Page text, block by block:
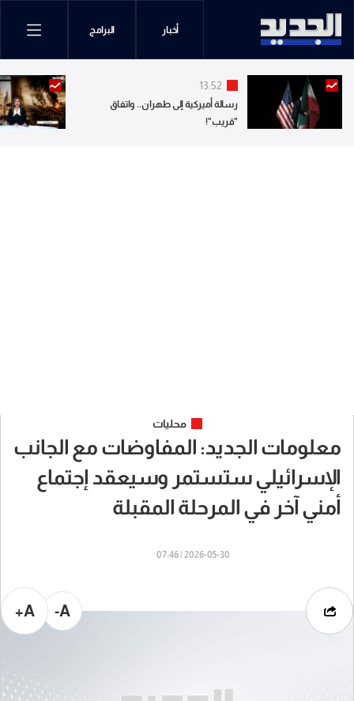
أخبار البرامج
13:52
رسالة أميركية إلى طهران.. واتفاق
"قريب"!
محليات
معلومات الجديد: المفاوضات مع الجانب
الإسرائيلي ستستمر وسيعقد إجتماع
أمني آخر في المرحلة المقبلة
2026-05-30 | 07:46
A-
A+